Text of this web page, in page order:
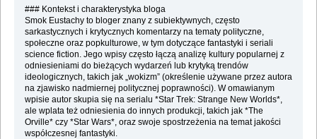
### Kontekst i charakterystyka bloga
Smok Eustachy to bloger znany z subiektywnych, często
sarkastycznych i krytycznych komentarzy na tematy polityczne,
społeczne oraz popkulturowe, w tym dotyczące fantastyki i seriali
science fiction. Jego wpisy często łączą analizę kultury popularnej z
odniesieniami do bieżących wydarzeń lub krytyką trendów
ideologicznych, takich jak „wokizm” (określenie używane przez autora
na zjawisko nadmiernej politycznej poprawności). W omawianym
wpisie autor skupia się na serialu *Star Trek: Strange New Worlds*,
ale wplata też odniesienia do innych produkcji, takich jak *The
Orville* czy *Star Wars*, oraz swoje spostrzeżenia na temat jakości
współczesnej fantastyki.